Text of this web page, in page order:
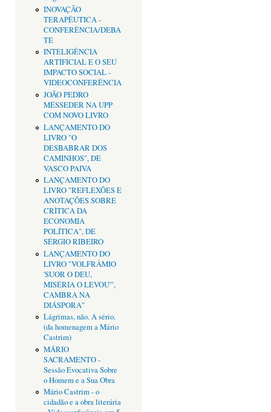
INOVAÇÃO
TERAPÊUTICA -
CONFERÊNCIA/DEBA
TE
INTELIGÊNCIA
ARTIFICIAL E O SEU
IMPACTO SOCIAL -
VIDEOCONFERÊNCIA
JOÃO PEDRO
MÉSSEDER NA UPP
COM NOVO LIVRO
LANÇAMENTO DO
LIVRO "O
DESBABRAR DOS
CAMINHOS", DE
VASCO PAIVA
LANÇAMENTO DO
LIVRO "REFLEXÕES E
ANOTAÇÕES SOBRE
CRÌTICA DA
ECONOMIA
POLÍTICA", DE
SÉRGIO RIBEIRO
LANÇAMENTO DO
LIVRO "VOLFRÂMIO
'SUOR O DEU,
MISÉRIA O LEVOU'",
CAMBRA NA
DIÁSPORA"
Lágrimas, não. A sério.
(da homenagem a Mário
Castrim)
MÁRIO
SACRAMENTO -
Sessão Evocativa Sobre
o Homem e a Sua Obra
Mário Castrim - o
cidadão e a obra literária